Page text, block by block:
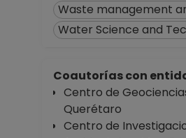
Waste management
Water Science and
Coautorías con
Centro de
Querétaro
Centro de